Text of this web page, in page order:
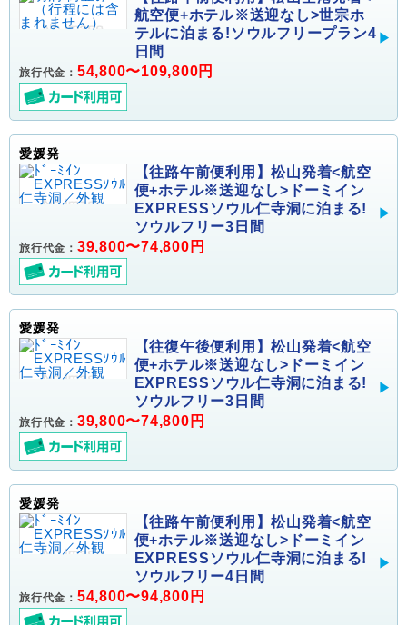
航空便+ホテル※送迎なし>世宗ホ
テルに泊まる!ソウルフリープラン4
日間
旅行代金： 54,800〜109,800円
愛媛発
【往路午前便利用】松山発着<航空
便+ホテル※送迎なし>ドーミイン
EXPRESSソウル仁寺洞に泊まる!
ソウルフリー3日間
旅行代金： 39,800〜74,800円
愛媛発
【往復午後便利用】松山発着<航空
便+ホテル※送迎なし>ドーミイン
EXPRESSソウル仁寺洞に泊まる!
ソウルフリー3日間
旅行代金： 39,800〜74,800円
愛媛発
【往路午前便利用】松山発着<航空
便+ホテル※送迎なし>ドーミイン
EXPRESSソウル仁寺洞に泊まる!
ソウルフリー4日間
旅行代金： 54,800〜94,800円